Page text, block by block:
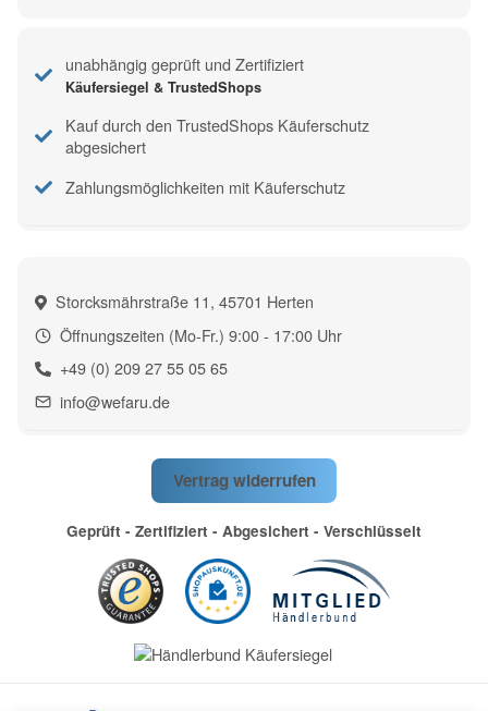
Storcksmährstraße 11, 45701 Herten
Öffnungszeiten (Mo-Fr.) 9:00 - 17:00 Uhr
+49 (0) 209 27 55 05 65
info@wefaru.de
unabhängig geprüft und Zertifiziert
Käufersiegel & TrustedShops
Kauf durch den TrustedShops Käuferschutz
abgesichert
Zahlungsmöglichkeiten mit Käuferschutz
Vertrag widerrufen
Geprüft - Zertifiziert - Abgesichert - Verschlüsselt